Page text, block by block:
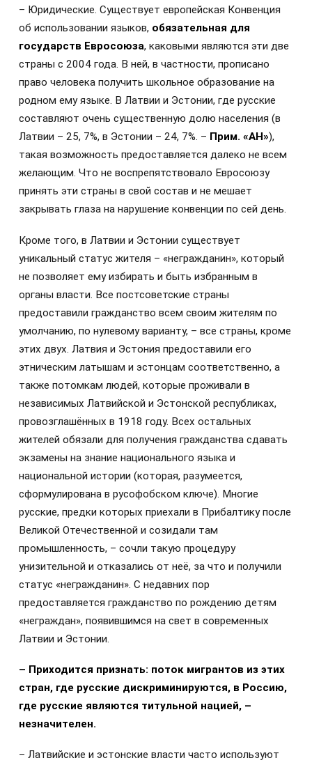
– Юридические. Существует европейская Конвенция
об использовании языков, обязательная для
государств Евросоюза, каковыми являются эти две
страны с 2004 года. В ней, в частности, прописано
право человека получить школьное образование на
родном ему языке. В Латвии и Эстонии, где русские
составляют очень существенную долю населения (в
Латвии – 25, 7%, в Эстонии – 24, 7%. – Прим. «АН»),
такая возможность предоставляется далеко не всем
желающим. Что не воспрепятствовало Евросоюзу
принять эти страны в свой состав и не мешает
закрывать глаза на нарушение конвенции по сей день.
Кроме того, в Латвии и Эстонии существует
уникальный статус жителя – «негражданин», который
не позволяет ему избирать и быть избранным в
органы власти. Все постсоветские страны
предоставили гражданство всем своим жителям по
умолчанию, по нулевому варианту, – все страны, кроме
этих двух. Латвия и Эстония предоставили его
этническим латышам и эстонцам соответственно, а
также потомкам людей, которые проживали в
независимых Латвийской и Эстонской республиках,
провозглашённых в 1918 году. Всех остальных
жителей обязали для получения гражданства сдавать
экзамены на знание национального языка и
национальной истории (которая, разумеется,
сформулирована в русофобском ключе). Многие
русские, предки которых приехали в Прибалтику после
Великой Отечественной и созидали там
промышленность, – сочли такую процедуру
унизительной и отказались от неё, за что и получили
статус «негражданин». С недавних пор
предоставляется гражданство по рождению детям
«неграждан», появившимся на свет в современных
Латвии и Эстонии.
– Приходится признать: поток мигрантов из этих
стран, где русские дискриминируются, в Россию,
где русские являются титульной нацией, –
незначителен.
– Латвийские и эстонские власти часто используют